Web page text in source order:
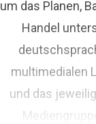
um das Planen,
Handel
multimedialen
und das